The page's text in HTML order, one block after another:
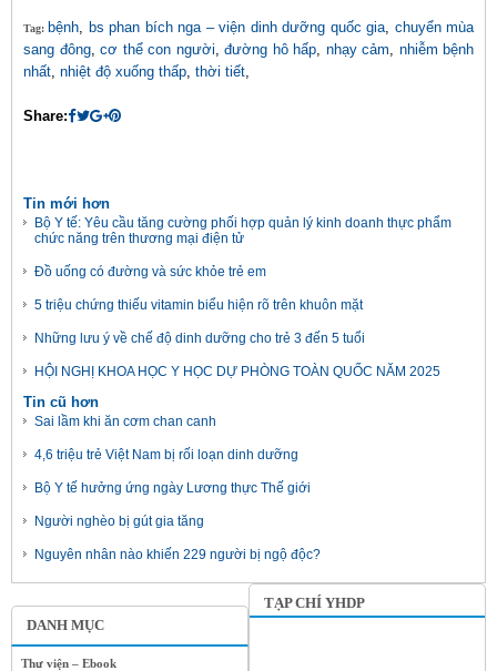
DANH MỤC
Thư viện – Ebook
Tag: bệnh bs phan bích nga – viện dinh dưỡng quốc gia chuyển mùa
sang đông, cơ thể con người đường hô hấp nhạy cảm
nhiễm bệnh
nhất nhiệt độ xuống thấp thời tiết
Share:
Tin mới hơn
Bộ Y tế: Yêu cầu tăng cường phối hợp quản lý kinh doanh thực phẩm
chức năng trên thương mại điện tử
Đồ uống có đường và sức khỏe trẻ em
5 triệu chứng thiếu vitamin biểu hiện rõ trên khuôn mặt
Những lưu ý về chế độ dinh dưỡng cho trẻ 3 đến 5 tuổi
HỘI NGHỊ KHOA HỌC Y HỌC DỰ PHÒNG TOÀN QUỐC NĂM 2025
Tin cũ hơn
Sai lầm khi ăn cơm chan canh
4,6 triệu trẻ Việt Nam bị rối loạn dinh dưỡng
Bộ Y tế hưởng ứng ngày Lương thực Thế giới
Người nghèo bị gút gia tăng
Nguyên nhân nào khiến 229 người bị ngộ độc?
TẠP CHÍ YHDP